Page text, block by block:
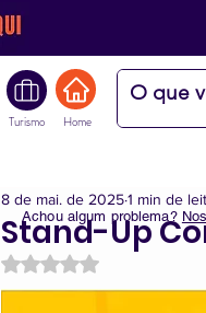
Turismo Home
Stand-Up
8 de mai. de 20251 min de
Avaliado com NaN de 5
Achou algum problema?